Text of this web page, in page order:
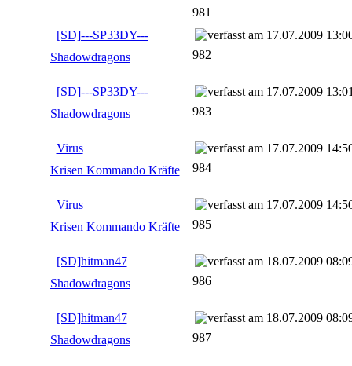
981
[SD]---SP33DY---
17.07.2009
Shadowdragons
982
[SD]---SP33DY---
17.07.2009
Shadowdragons
983
Virus
17.07.2009
Krisen Kommando Kräfte
984
Virus
17.07.2009
Krisen Kommando Kräfte
985
[SD]hitman47
18.07.2009
Shadowdragons
986
[SD]hitman47
18.07.2009
Shadowdragons
987